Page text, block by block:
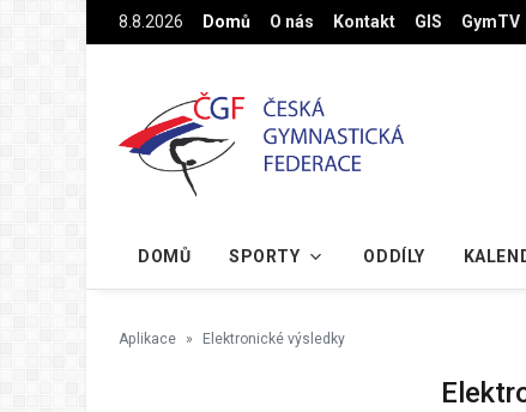
Na hlavní obsah8.8.2026 Domů O nás Kontakt GIS GymTV
DOMŮ SPORTY ODDÍLY
Aplikace Elektronické výsledky